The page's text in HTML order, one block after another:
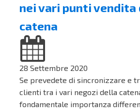
nei vari punti vendita
catena
28 Settembre 2020
Se prevedete di sincronizzare e
clienti tra i vari negozi della
fondamentale importanza